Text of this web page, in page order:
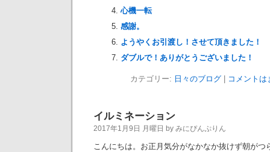
心機一転
感謝。
ようやくお引渡し！させて頂きました！
ダブルで！ありがとうございました！
カテゴリー: 日々のブログ| コメントは
イルミネーション
2017年1月9日 月曜日 by みにぴんぷりん
こんにちは。お正月気分がなかなか抜けず朝がつ